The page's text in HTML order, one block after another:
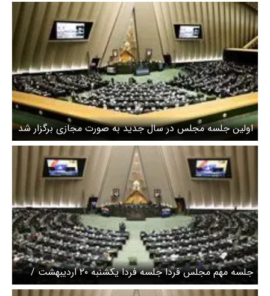
اولین جلسه مجلس در سال جدید به صورت مجازی برگزار شد
جلسه مهم مجلس فردا جلسه فردا یکشنبه ۲۰ اردیبهشت /
موضوع جلسه چیست؟